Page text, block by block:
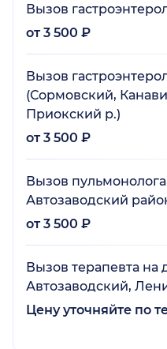
Вызов
от 3 500 ₽
Вызов
(Сормовский,
Приокский р.)
от 3 500 ₽
Вызов
Автозаводский
от 3 500 ₽
Вызов терапевта на
Автозаводский,
Цену уточняйте по